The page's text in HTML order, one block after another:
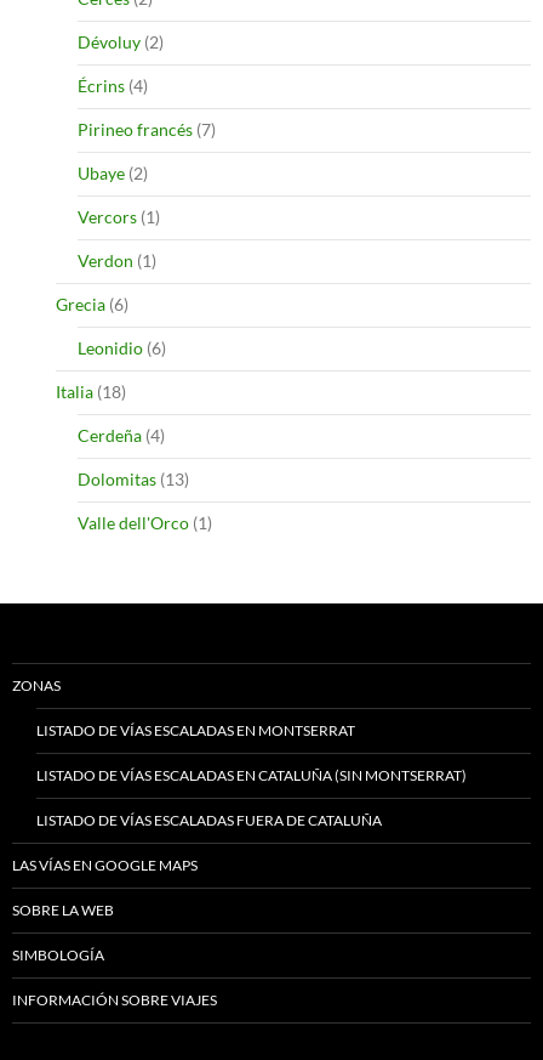
Dévoluy (2)
Écrins (4)
Pirineo francés (7)
Ubaye (2)
Vercors (1)
Verdon (1)
Grecia (6)
Leonidio (6)
Italia (18)
Cerdeña (4)
Dolomitas (13)
Valle dell'Orco (1)
ZONAS
LISTADO DE VÍAS ESCALADAS EN MONTSERRAT
LISTADO DE VÍAS ESCALADAS EN CATALUÑA (SIN MONTSERRAT)
LISTADO DE VÍAS ESCALADAS FUERA DE CATALUÑA
LAS VÍAS EN GOOGLE MAPS
SOBRE LA WEB
SIMBOLOGÍA
INFORMACIÓN SOBRE VIAJES